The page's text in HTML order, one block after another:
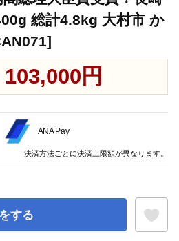
総計4.8kg 大村市 か
103,000円
する
ANA Pay
決済方法ごとに決済上限額が異なります。